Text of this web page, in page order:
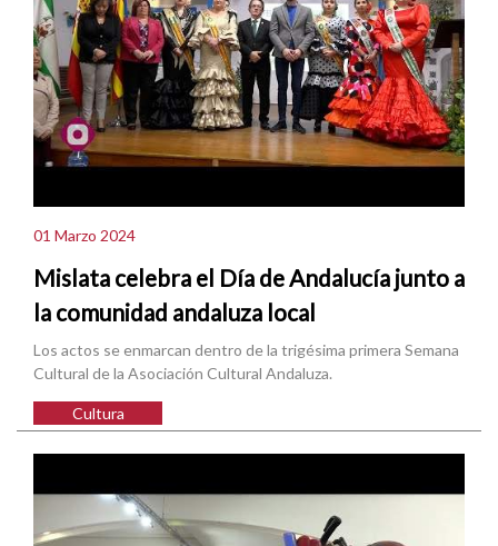
01 Marzo 2024
Mislata celebra el Día de Andalucía junto a
la comunidad andaluza local
Los actos se enmarcan dentro de la trigésima primera Semana
Cultural de la Asociación Cultural Andaluza.
Cultura